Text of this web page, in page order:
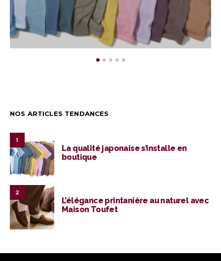
NOS ARTICLES TENDANCES
1
La qualité japonaise s’installe en
boutique
2
L’élégance printanière au naturel avec
Maison Toufet